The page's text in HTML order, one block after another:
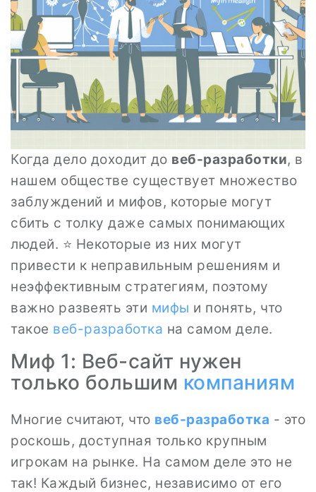
Когда дело доходит до веб-разработки, в
нашем обществе существует множество
заблуждений и мифов, которые могут
сбить с толку даже самых понимающих
людей. ⭐ Некоторые из них могут
привести к неправильным решениям и
неэффективным стратегиям, поэтому
важно развеять эти мифы и понять, что
такое веб-разработка на самом деле.
Миф 1: Веб-сайт нужен
только большим компаниям
Многие считают, что веб-разработка - это
роскошь, доступная только крупным
игрокам на рынке. На самом деле это не
так! Каждый бизнес, независимо от его